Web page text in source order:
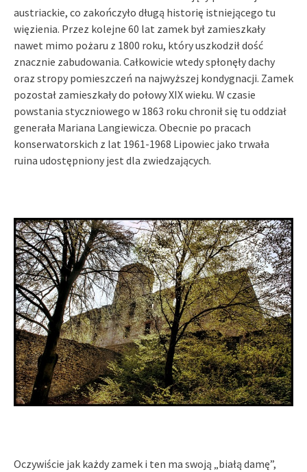
austriackie, co zakończyło długą historię istniejącego tu
więzienia. Przez kolejne 60 lat zamek był zamieszkały
nawet mimo pożaru z 1800 roku, który uszkodził dość
znacznie zabudowania. Całkowicie wtedy spłonęły dachy
oraz stropy pomieszczeń na najwyższej kondygnacji. Zamek
pozostał zamieszkały do połowy XIX wieku. W czasie
powstania styczniowego w 1863 roku chronił się tu oddział
generała Mariana Langiewicza. Obecnie po pracach
konserwatorskich z lat 1961-1968 Lipowiec jako trwała
ruina udostępniony jest dla zwiedzających.
Oczywiście jak każdy zamek i ten ma swoją „białą damę”,